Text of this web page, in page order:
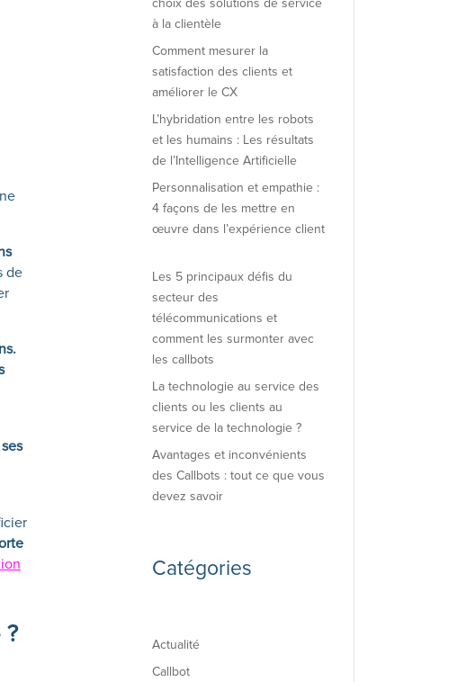
de
choix des solutions de service
à la clientèle
Comment mesurer la
satisfaction des clients et
améliorer le CX
L’hybridation entre les robots
et les humains : Les résultats
de l’Intelligence Artificielle
Personnalisation et empathie :
4 façons de les mettre en
œuvre dans l’expérience client
Les 5 principaux défis du
secteur des
télécommunications et
comment les surmonter avec
les callbots
La technologie au service des
clients ou les clients au
service de la technologie ?
Avantages et inconvénients
des Callbots : tout ce que vous
devez savoir
Catégories
Actualité
Callbot